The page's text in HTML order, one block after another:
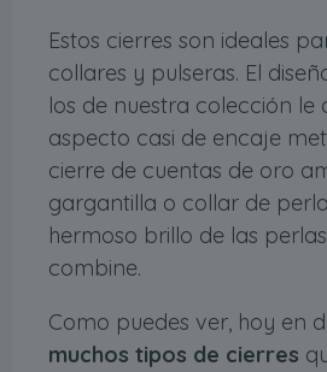
Estos cierres son ideales
collares y pulseras. El
los de nuestra colección le
aspecto casi de encaje
cierre de cuentas de oro
gargantilla o collar de
hermoso brillo de las
combine.
Como puedes ver, hoy en
muchos tipos de cierres